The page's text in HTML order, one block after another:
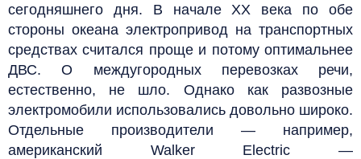
сегодняшнего дня. В начале XX века по обе
стороны океана электропривод на транспортных
средствах считался проще и потому оптимальнее
ДВС. О междугородных перевозках речи,
естественно, не шло. Однако как развозные
электромобили использовались довольно широко.
Отдельные производители — например,
американский Walker Electric —